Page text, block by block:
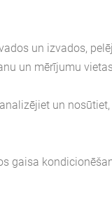
un izvados,
un mērījumu
un
gaisa